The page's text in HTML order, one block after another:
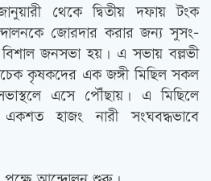
থেকে দ্বিতীয় দফায় টংক
জোরদার করার জন্য সুসং-
জনসভা হয়। এ সভায় বল্লভী
কৃষকদের এক জঙ্গী মিছিল সকল
এসে পৌঁছায়। এ মিছিলে
হাজং নারী সংঘবদ্ধভাবে